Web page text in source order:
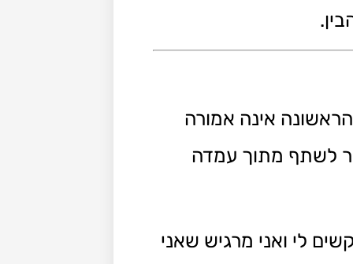
אינה אמורה
לשתף מתוך עמדה
לי ואני מרגיש שאני